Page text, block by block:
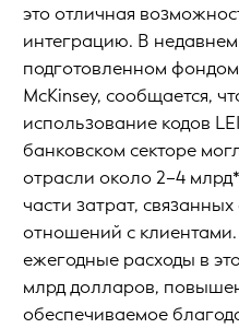
это отличная
интеграцию. В
подготовленном
McKinsey, сообщается,
использование кодов
банковском секторе
отрасли около 2–4
части затрат,
отношений с
ежегодные расходы в
млрд долларов,
обеспечиваемое